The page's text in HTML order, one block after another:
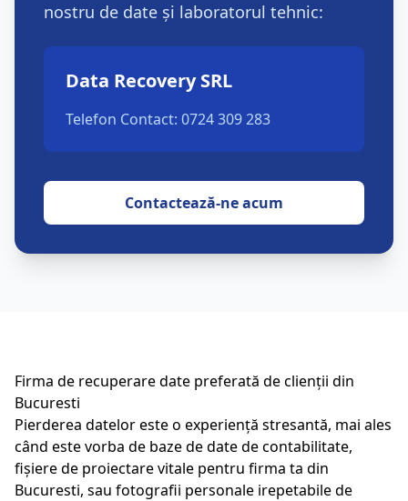
nostru de date și laboratorul tehnic:
Data Recovery SRL
Telefon Contact: 0724 309 283
Contactează-ne acum
Firma de recuperare date preferată de clienții din
Bucuresti
Pierderea datelor este o experiență stresantă, mai ales
când este vorba de baze de date de contabilitate,
fișiere de proiectare vitale pentru firma ta din
Bucuresti, sau fotografii personale irepetabile de